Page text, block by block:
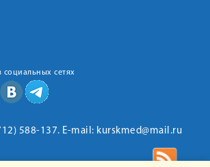
социальных сетях
588-137. E-mail: kurskmed@mail.ru